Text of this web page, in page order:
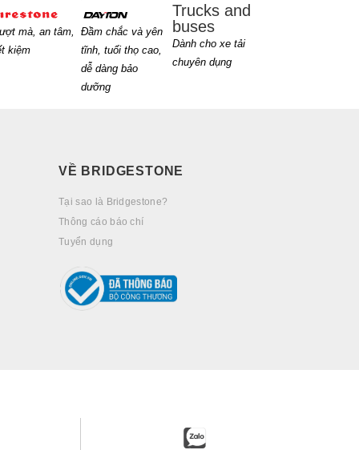
mà, an tâm,
kiệm
Đầm chắc và yên
tĩnh, tuổi thọ cao,
dễ dàng bảo
dưỡng
Trucks and
buses
Dành cho xe tải
chuyên dụng
VỀ BRIDGESTONE
Tại sao là Bridgestone?
Thông cáo báo chí
Tuyển dụng